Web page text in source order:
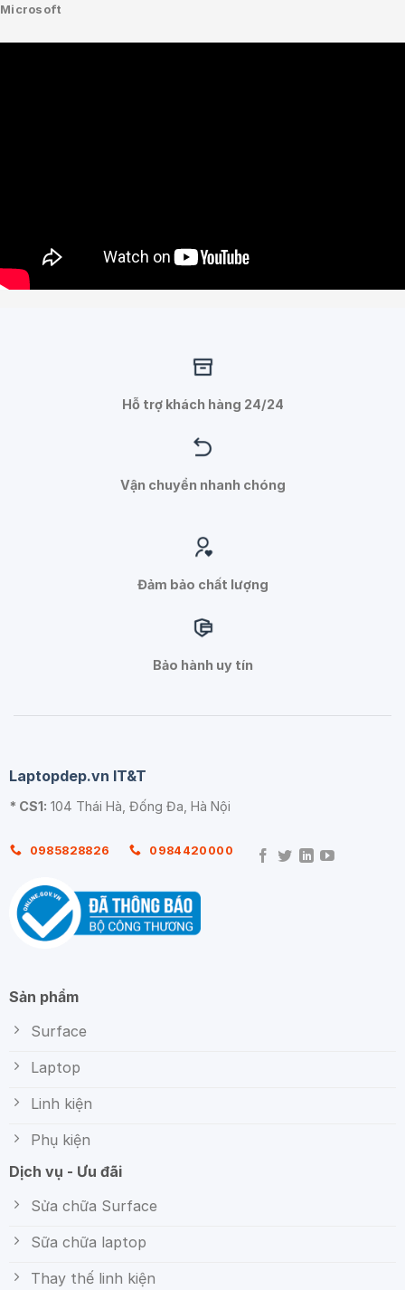
Microsoft
Hỗ trợ khách hàng 24/24
Vận chuyển nhanh chóng
Đảm bảo chất lượng
Bảo hành uy tín
Laptopdep.vn IT&T
* CS1: 104 Thái Hà, Đống Đa, Hà Nội
0985828826 0984420000
Sản phẩm
Surface
Laptop
Linh kiện
Phụ kiện
Dịch vụ - Ưu đãi
Sửa chữa Surface
Sữa chữa laptop
Thay thế linh kiện